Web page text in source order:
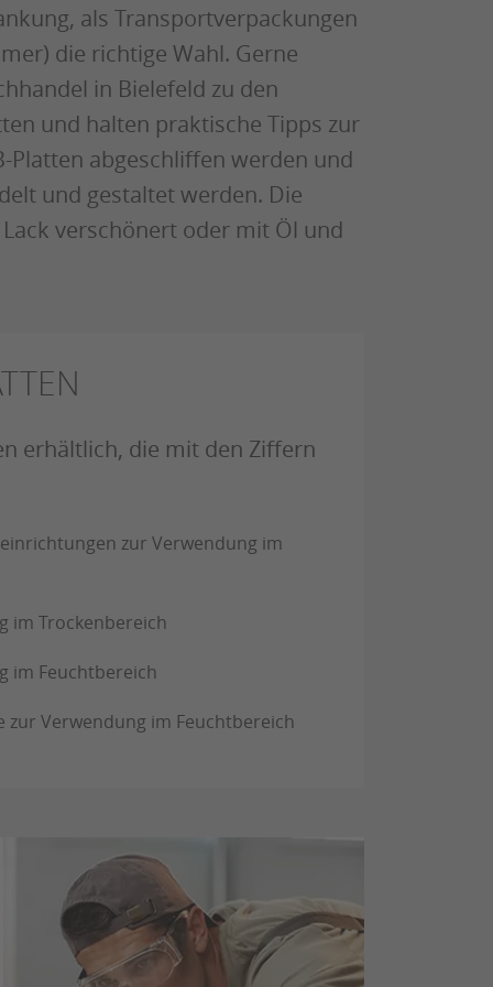
als Transportverpackungen
die richtige Wahl. Gerne
in Bielefeld zu den
und halten praktische Tipps zur
Platten abgeschliffen werden und
und gestaltet werden. Die
verschönert oder mit Öl und
erhältlich, die mit den Ziffern
zur Verwendung im
im Trockenbereich
im Feuchtbereich
zur Verwendung im Feuchtbereich